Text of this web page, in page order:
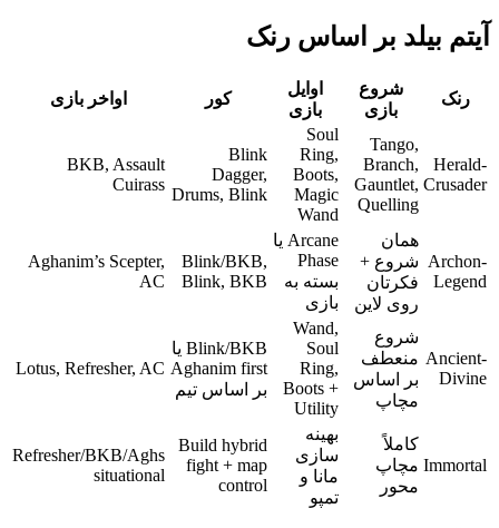
آیتم بیلد بر اساس رنک
رنک
شروع
بازی
اوایل
بازی
کور اواخر بازی
Herald-
Crusader
Tango,
Branch,
Gauntlet,
Quelling
Soul
Ring,
Boots,
Magic
Wand
Blink
Dagger,
Drums, Blink
BKB, Assault
Cuirass
Archon-
Legend
همان
شروع +
فکرتان
روی لاین
Arcane یا
Phase
بسته به
بازی
Blink/BKB,
Blink, BKB
Aghanim’s Scepter,
AC
Ancient-
Divine
شروع
منعطف
بر اساس
مچاپ
Wand,
Soul
Ring,
Boots +
Utility
Blink/BKB یا
Aghanim first
بر اساس تیم
Lotus, Refresher, AC
Immortal
کاملاً
مچاپ
محور
بهینه
سازی
مانا و
تمپو
Build hybrid
fight + map
control
Refresher/BKB/Aghs
situational